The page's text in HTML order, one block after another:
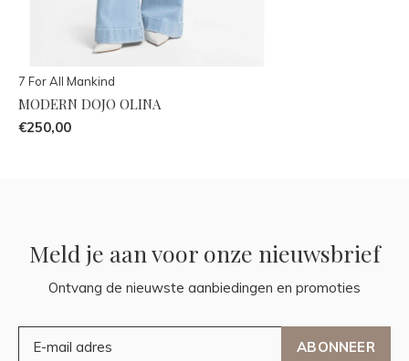
7 For All Mankind
MODERN DOJO OLINA
€250,00
Meld je aan voor onze nieuwsbrief
Ontvang de nieuwste aanbiedingen en promoties
ABONNEER